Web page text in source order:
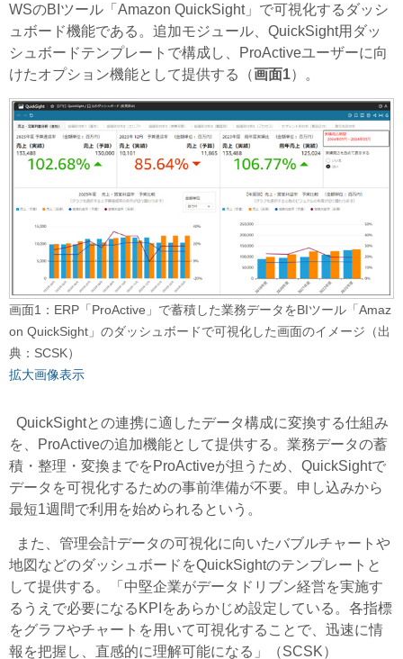
WSのBIツール「Amazon QuickSight」で可視化するダッシ
ュボード機能である。追加モジュール、QuickSight用ダッ
シュボードテンプレートで構成し、ProActiveユーザーに向
けたオプション機能として提供する（画面1）。
画面1：ERP「ProActive」で蓄積した業務データをBIツール「Amaz
on QuickSight」のダッシュボードで可視化した画面のイメージ（出
典：SCSK）
拡大画像表示
QuickSightとの連携に適したデータ構成に変換する仕組み
を、ProActiveの追加機能として提供する。業務データの蓄
積・整理・変換までをProActiveが担うため、QuickSightで
データを可視化するための事前準備が不要。申し込みから
最短1週間で利用を始められるという。
また、管理会計データの可視化に向いたバブルチャートや
地図などのダッシュボードをQuickSightのテンプレートと
して提供する。「中堅企業がデータドリブン経営を実施す
るうえで必要になるKPIをあらかじめ設定している。各指標
をグラフやチャートを用いて可視化することで、迅速に情
報を把握し、直感的に理解可能になる」（SCSK）